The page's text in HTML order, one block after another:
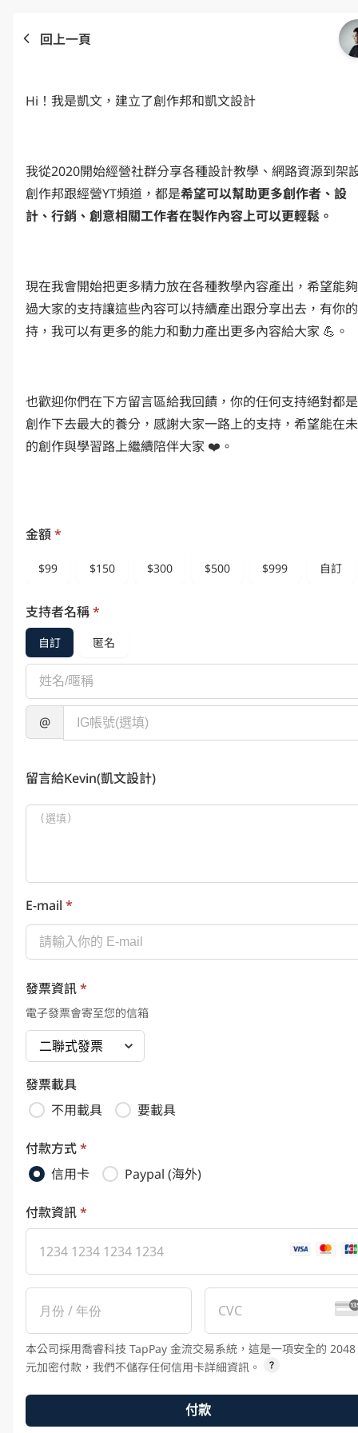
回上一頁
Hi！我是凱文，建立了創作邦和凱文設計
我從2020開始經營社群分享各種設計教學、網路資源到架
創作邦跟經營YT頻道，都是希望可以幫助更多創作者、設
計、行銷、創意相關工作者在製作內容上可以更輕鬆。
現在我會開始把更多精力放在各種教學內容產出，希望能
過大家的支持讓這些內容可以持續產出跟分享出去，有你
持，我可以有更多的能力和動力產出更多內容給大家 💪。
也歡迎你們在下方留言區給我回饋，你的任何支持絕對都
創作下去最大的養分，感謝大家一路上的支持，希望能在
的創作與學習路上繼續陪伴大家 ❤️。
金額*
$99 $150 $300 $500 $999 自訂
支持者名稱*
自訂 匿名
@
留言給Kevin(凱文設計)
E-mail *
發票資訊*
電子發票會寄至您的信箱
發票載具
不用載具
要載具
付款方式*
信用卡
Paypal (海外)
付款資訊*
本公司採用喬睿科技 TapPay 金流交易系統，這是一項安全的
元加密付款，我們不儲存任何信用卡詳細資訊。
付款